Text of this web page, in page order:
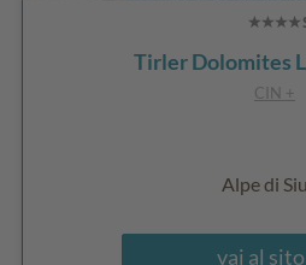
Tirler Dolomites
CIN +
Alpe di
vai al sito